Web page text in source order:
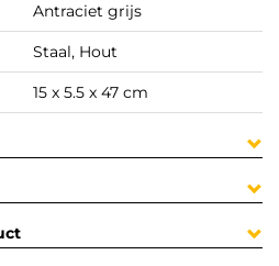
Antraciet grijs
Staal, Hout
15 x 5.5 x 47 cm